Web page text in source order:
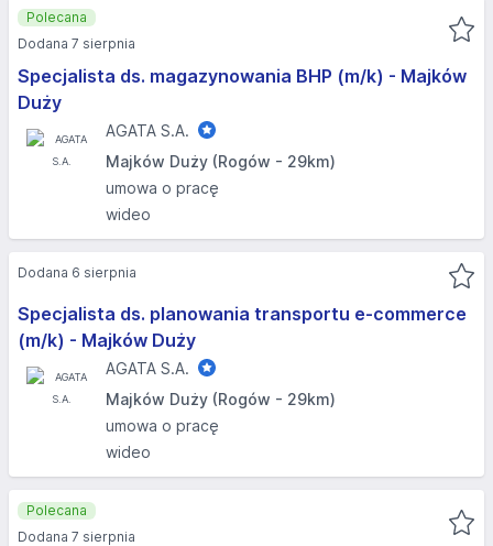
Specjalista ds. magazynowania BHP (m/k) - Majków
Duży
AGATA S.A.
Majków Duży (Rogów - 29km)
umowa o pracę
wideo
Polecana
Dodana 7 sierpnia
Specjalista ds. planowania transportu e-commerce
(m/k) - Majków Duży
AGATA S.A.
Majków Duży (Rogów - 29km)
umowa o pracę
wideo
Dodana 6 sierpnia
Polecana
Dodana 7 sierpnia